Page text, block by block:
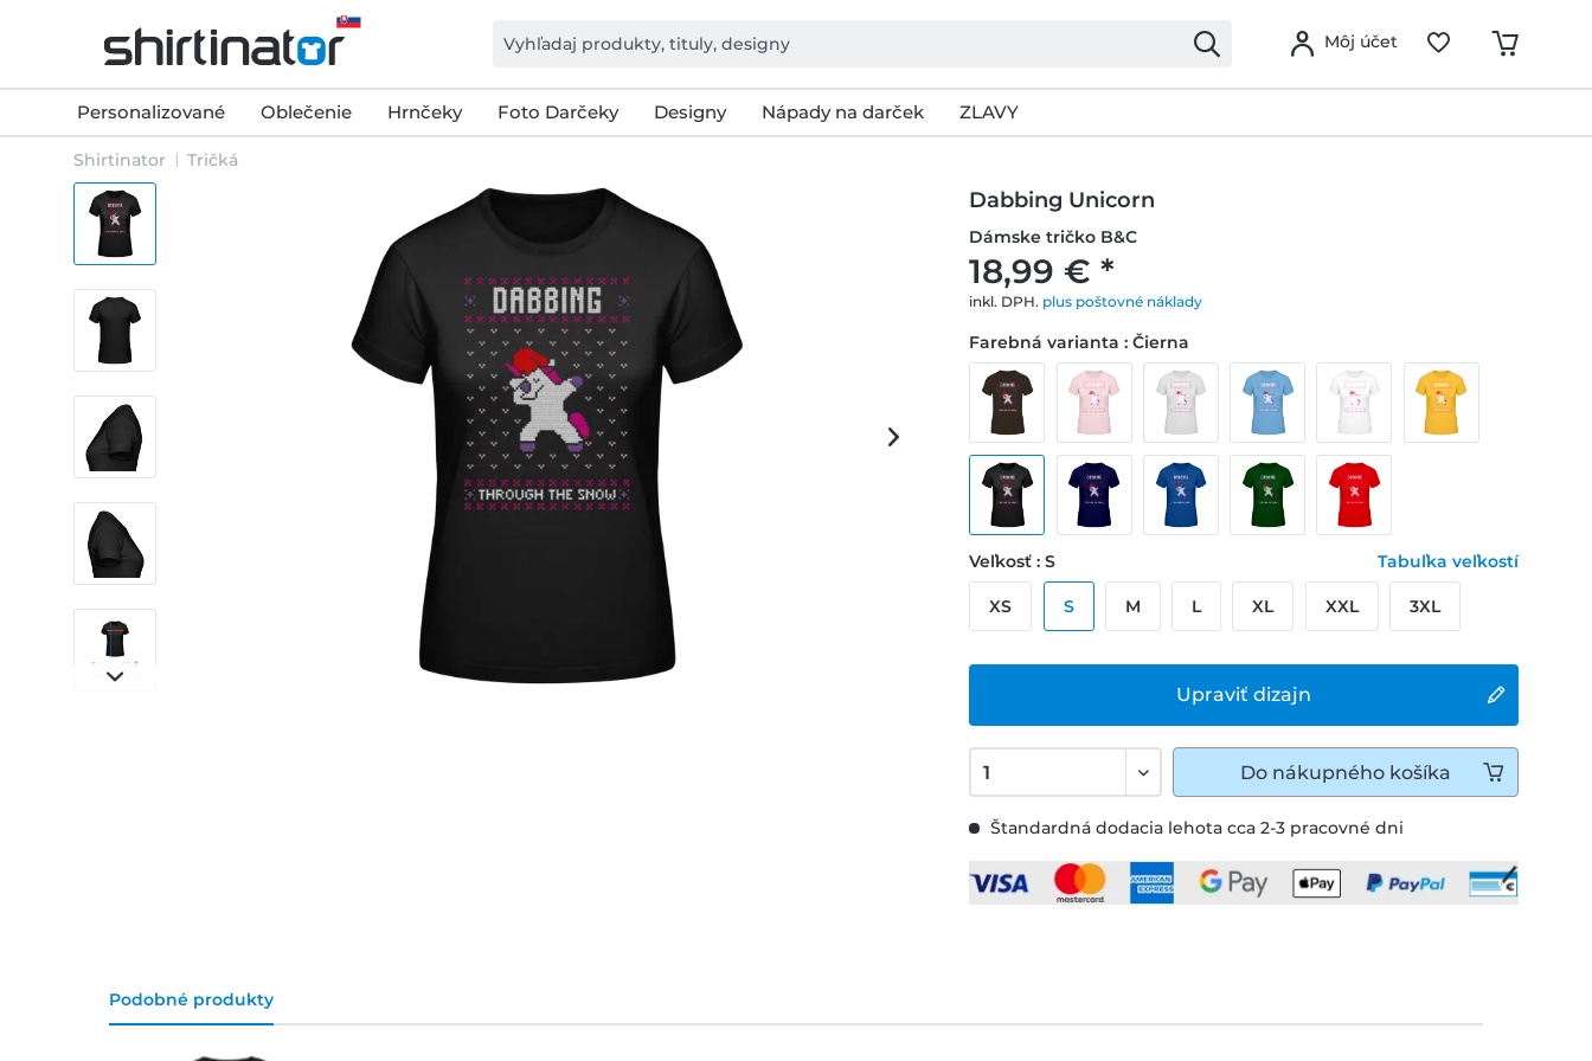
Môj účet
Personalizované Oblečenie Hrnčeky Foto Darčeky Designy Nápady na darček ZLAVY
Shirtinator Tričká
Dabbing Unicorn
Dámske tričko B&C
18,99 € *
inkl. DPH. plus poštovné náklady
Štandardná dodacia lehota cca 2-3 pracovné dni
Upraviť dizajn
Farebná varianta : Čierna
Veľkosť : S Tabuľka veľkostí
XS S M L XL XXL 3XL
Do nákupného košíka
Podobné produkty